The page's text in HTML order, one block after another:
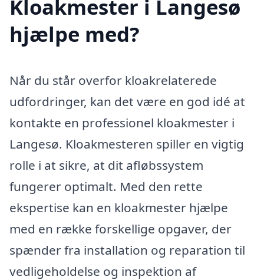
Kloakmester i Langesø
hjælpe med?
Når du står overfor kloakrelaterede
udfordringer, kan det være en god idé at
kontakte en professionel kloakmester i
Langesø. Kloakmesteren spiller en vigtig
rolle i at sikre, at dit afløbssystem
fungerer optimalt. Med den rette
ekspertise kan en kloakmester hjælpe
med en række forskellige opgaver, der
spænder fra installation og reparation til
vedligeholdelse og inspektion af